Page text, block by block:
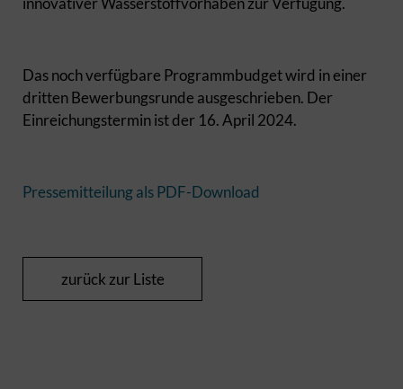
Das noch verfügbare Programmbudget wird in einer
dritten Bewerbungsrunde ausgeschrieben. Der
Einreichungstermin ist der 16. April 2024.
Pressemitteilung als PDF-Download
zurück zur Liste